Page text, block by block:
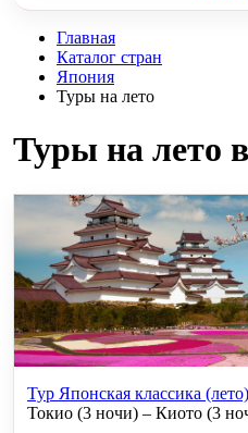
Главная
Каталог стран
Япония
Туры на лето
Туры на лето
Тур Японская классика (лето)
Токио (3 ночи) – Киото (3